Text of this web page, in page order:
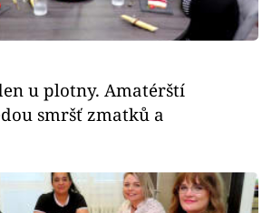
u plotny. Amatérští
smršť zmatků a